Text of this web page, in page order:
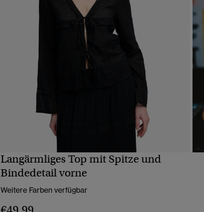
SCHNELLANSICHT
Langärmliges Top mit Spitze und
Bindedetail vorne
Weitere Farben verfügbar